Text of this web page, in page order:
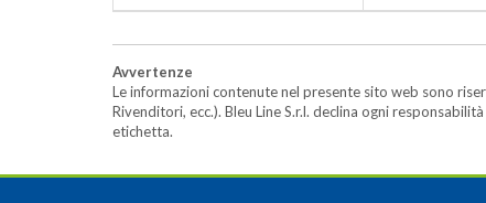
Avvertenze
Le informazioni contenute nel presente sito web sono
Rivenditori, ecc.). Bleu Line S.r.l. declina ogni
etichetta.